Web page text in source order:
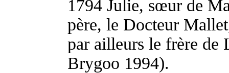
1794 Julie, sœur de
père, le Docteur
par ailleurs le frère de
Brygoo 1994).